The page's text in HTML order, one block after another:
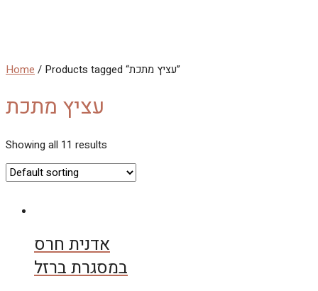
Home / Products tagged “עציץ מתכת”
עציץ מתכת
Showing all 11 results
אדנית חרס
במסגרת ברזל